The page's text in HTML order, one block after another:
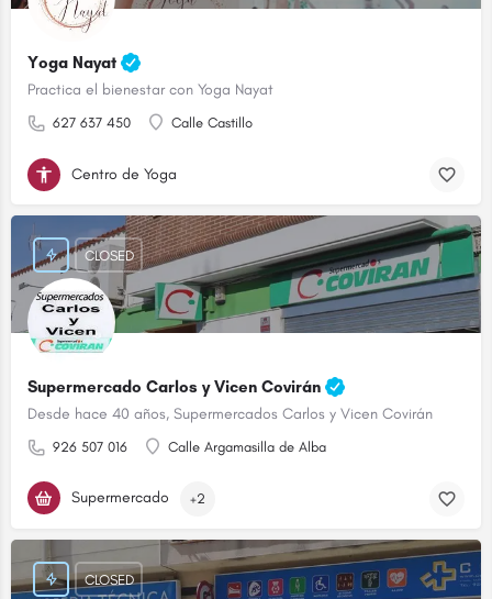
Yoga Nayat
Practica el bienestar con Yoga Nayat
627 637 450 Calle Castillo
Centro de Yoga
Supermercado Carlos y Vicen Covirán
Desde hace 40 años, Supermercados Carlos y Vicen Covirán
926 507 016 Calle Argamasilla de Alba
CLOSED
Supermercado +2
CLOSED